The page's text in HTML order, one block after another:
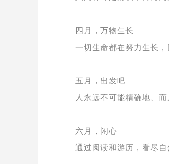
四月，万物生长
一切生命都在努力生长，
五月，出发吧
人永远不可能精确地、
六月，闲心
通过阅读和游历，看尽自